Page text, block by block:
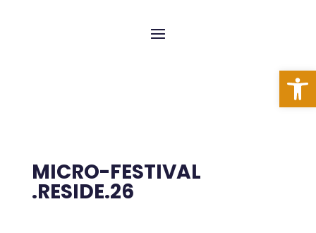
Ouvrir
MICRO-FESTIVAL
.RESIDE.26